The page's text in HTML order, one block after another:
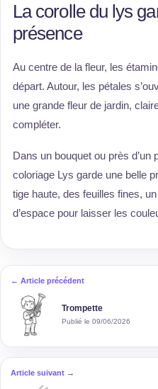
La corolle du lys
présence
Au centre de la fleur, les
départ. Autour, les pétales
une grande fleur de jardin,
compléter.
Dans un bouquet ou près d’un
coloriage Lys garde une belle
tige haute, des feuilles fines,
d’espace pour laisser les
← Article précédent
Trompette
Publié le 09/06/2026
Article suivant →